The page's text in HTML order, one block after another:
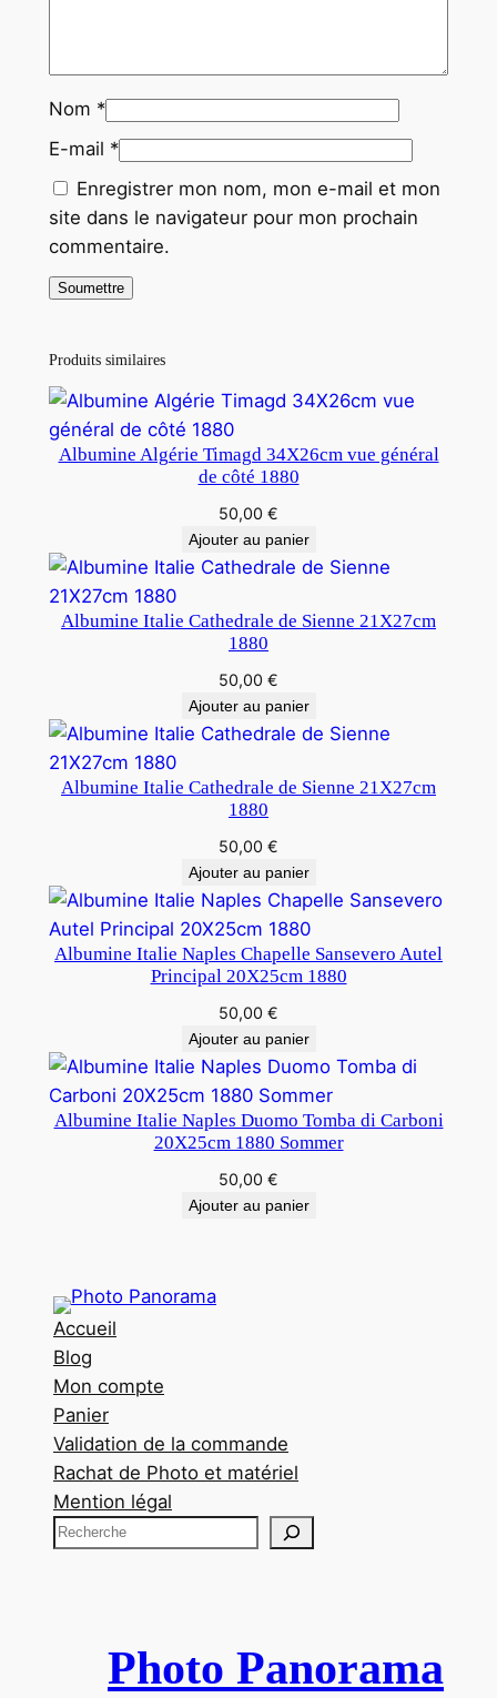
Nom *
E-mail *
Enregistrer mon nom, mon e-mail et mon
site dans le navigateur pour mon prochain
commentaire.
Produits similaires
Albumine Algérie Timagd 34X26cm vue général
de côté 1880
50,00 €
Ajouter au panier
Albumine Italie Cathedrale de Sienne 21X27cm
1880
50,00 €
Ajouter au panier
Albumine Italie Cathedrale de Sienne 21X27cm
1880
50,00 €
Ajouter au panier
Albumine Italie Naples Chapelle Sansevero Autel
Principal 20X25cm 1880
50,00 €
Ajouter au panier
Albumine Italie Naples Duomo Tomba di Carboni
20X25cm 1880 Sommer
50,00 €
Ajouter au panier
Accueil
Blog
Mon compte
Panier
Validation de la commande
Rachat de Photo et matériel
Mention légal
R
Photo Panorama